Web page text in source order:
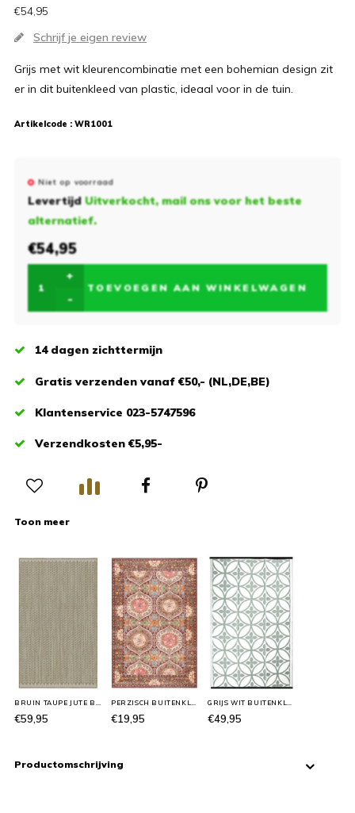
€54,95
Schrijf je eigen review
Grijs met wit kleurencombinatie met een bohemian design zit
er in dit buitenkleed van plastic, ideaal voor in de tuin.
Artikelcode : WR1001
Niet op voorraad
LevertijdUitverkocht, mail ons voor het beste
alternatief.
€54,95
+
-
TOEVOEGEN AAN WINKELWAGEN
14 dagen zichttermijn
Gratis verzenden vanaf €50,- (NL,DE,BE)
Klantenservice 023-5747596
Verzendkosten €5,95-
Toon meer
BRUIN TAUPE JUTE BUITENVLOERKLEED
€59,95
PERZISCH BUITENKLEED
€19,95
GRIJS WIT BUITENKLEED
€49,95
Productomschrijving